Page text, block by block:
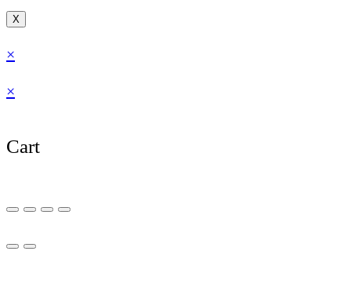
X
×
×
Cart